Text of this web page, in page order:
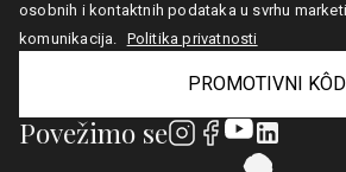
osobnih i kontaktnih podataka u svrhu
komunikacija. Politika privatnosti
PROMOTIVNI KÔD
Povežimo se